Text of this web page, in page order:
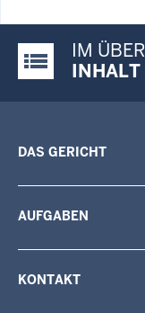
Justiz-Portal
IM
INHALT
DAS GERICHT
AUFGABEN
KONTAKT